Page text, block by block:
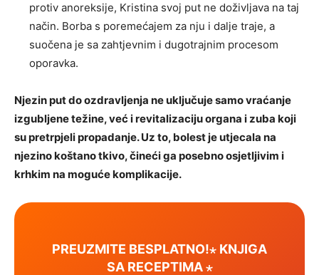
protiv anoreksije, Kristina svoj put ne doživljava na taj
način. Borba s poremećajem za nju i dalje traje, a
suočena je sa zahtjevnim i dugotrajnim procesom
oporavka.
Njezin put do ozdravljenja ne uključuje samo vraćanje
izgubljene težine, već i revitalizaciju organa i zuba koji
su pretrpjeli propadanje. Uz to, bolest je utjecala na
njezino koštano tkivo, čineći ga posebno osjetljivim i
krhkim na moguće komplikacije.
PREUZMITE BESPLATNO!⋆ KNJIGA
SA RECEPTIMA ⋆